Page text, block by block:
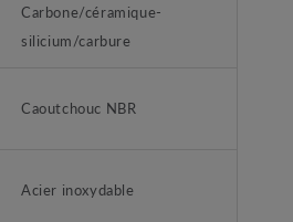
Carbone/céramique-
silicium/carbure
Caoutchouc NBR
Acier inoxydable